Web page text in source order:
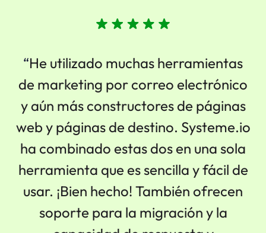
“He utilizado muchas herramientas
de marketing por correo electrónico
y aún más constructores de páginas
web y páginas de destino. Systeme.io
ha combinado estas dos en una sola
herramienta que es sencilla y fácil de
usar. ¡Bien hecho! También ofrecen
soporte para la migración y la